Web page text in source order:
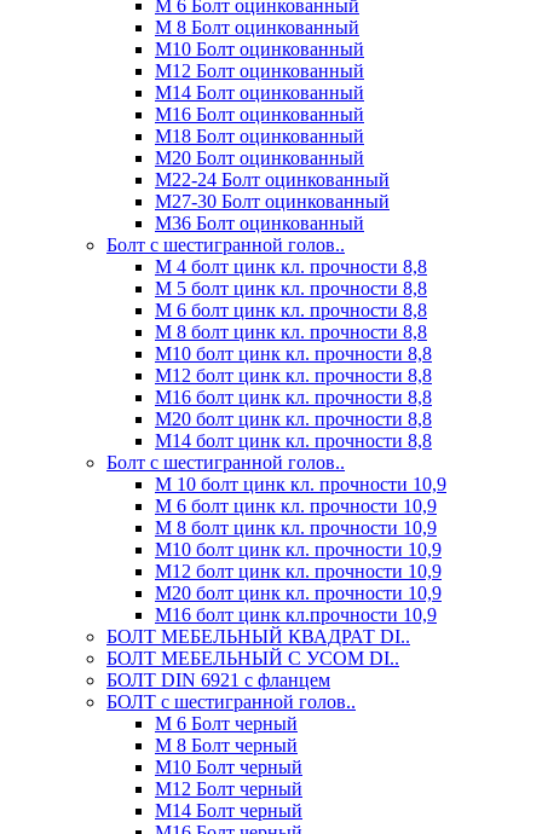
М 6 Болт оцинкованный
М 8 Болт оцинкованный
М10 Болт оцинкованный
М12 Болт оцинкованный
М14 Болт оцинкованный
М16 Болт оцинкованный
М18 Болт оцинкованный
М20 Болт оцинкованный
М22-24 Болт оцинкованный
М27-30 Болт оцинкованный
М36 Болт оцинкованный
Болт с шестигранной голов..
М 4 болт цинк кл. прочности 8,8
М 5 болт цинк кл. прочности 8,8
М 6 болт цинк кл. прочности 8,8
М 8 болт цинк кл. прочности 8,8
М10 болт цинк кл. прочности 8,8
М12 болт цинк кл. прочности 8,8
М16 болт цинк кл. прочности 8,8
М20 болт цинк кл. прочности 8,8
М14 болт цинк кл. прочности 8,8
Болт с шестигранной голов..
М 10 болт цинк кл. прочности 10,9
М 6 болт цинк кл. прочности 10,9
М 8 болт цинк кл. прочности 10,9
М10 болт цинк кл. прочности 10,9
М12 болт цинк кл. прочности 10,9
М20 болт цинк кл. прочности 10,9
М16 болт цинк кл.прочности 10,9
БОЛТ МЕБЕЛЬНЫЙ КВАДРАТ DI..
БОЛТ МЕБЕЛЬНЫЙ С УСОМ DI..
БОЛТ DIN 6921 c фланцем
БОЛТ с шестигранной голов..
М 6 Болт черный
М 8 Болт черный
М10 Болт черный
М12 Болт черный
М14 Болт черный